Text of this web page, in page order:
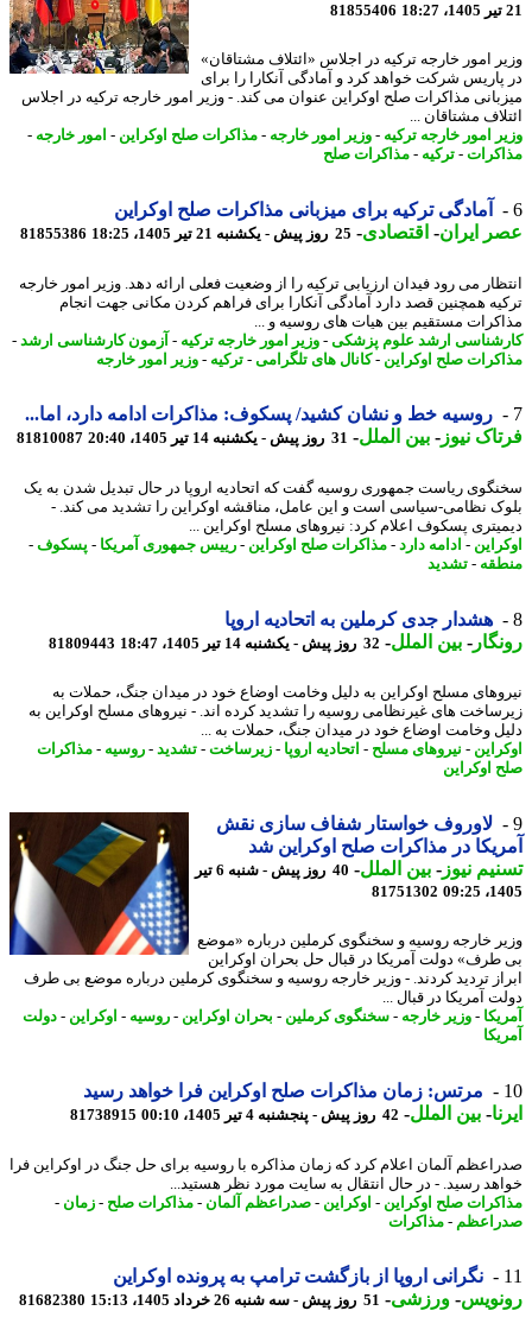
81855406
امور خارجه ترکیه در اجلاس «ائتلاف مشتاقان»
شرکت خواهد کرد و آمادگی آنکارا را برای
مذاکرات صلح اوکراین عنوان می کند. - وزیر امور خارجه ترکیه در اجلاس
مشتاقان ...
امور خارجه ترکیه-وزیر امور خارجه-مذاکرات صلح اوکراین- امور خارجه-
- ترکیه-مذاکرات صلح
آمادگی ترکیه برای میزبانی مذاکرات صلح اوکراین
ایران- اقتصادی-25 روز پیش - یکشنبه 21 تیر 1405، 18:25 81855386
می رود فیدان ارزیابی ترکیه را از وضعیت فعلی ارائه دهد. وزیر امور خارجه
همچنین قصد دارد آمادگی آنکارا برای فراهم کردن مکانی جهت انجام
مستقیم بین هیات های روسیه و ...
ارشد علوم پزشکی-وزیر امور خارجه ترکیه-آزمون کارشناسی ارشد -
صلح اوکراین- کانال های تلگرامی -ترکیه-وزیر امور خارجه
روسیه خط و نشان کشید/ پسکوف: مذاکرات ادامه دارد، اما...
نیوز-بین الملل-31 روز پیش - یکشنبه 14 تیر 1405، 20:40 81810087
ریاست جمهوری روسیه گفت که اتحادیه اروپا در حال تبدیل شدن به یک
نظامی-سیاسی است و این عامل، مناقشه اوکراین را تشدید می کند. -
پسکوف اعلام کرد: نیروهای مسلح اوکراین ...
- ادامه دارد - مذاکرات صلح اوکراین- رییس جمهوری آمریکا- پسکوف-
-تشدید
هشدار جدی کرملین به اتحادیه اروپا
-بین الملل-32 روز پیش - یکشنبه 14 تیر 1405، 18:47 81809443
مسلح اوکراین به دلیل وخامت اوضاع خود در میدان جنگ، حملات به
های غیرنظامی روسیه را تشدید کرده اند. - نیروهای مسلح اوکراین به
وخامت اوضاع خود در میدان جنگ، حملات به ...
- نیروهای مسلح-اتحادیه اروپا - زیرساخت-تشدید-روسیه-مذاکرات
اوکراین
لاوروف خواستار شفاف سازی نقش
در مذاکرات صلح اوکراین شد
نیوز-بین الملل-
40 روز پیش - شنبه 6 تیر
81751302
خارجه روسیه و سخنگوی کرملین درباره «موضع
دولت آمریکا در قبال حل بحران اوکراین
تردید کردند. - وزیر خارجه روسیه و سخنگوی کرملین درباره موضع بی طرف
آمریکا در قبال ...
- وزیر خارجه-سخنگوی کرملین-بحران اوکراین- روسیه-اوکراین- دولت
مرتس: زمان مذاکرات صلح اوکراین فرا خواهد رسید
-بین الملل-42 روز پیش - پنجشنبه 4 تیر 1405، 00:10 81738915
آلمان اعلام کرد که زمان مذاکره با روسیه برای حل جنگ در اوکراین فرا
رسید. - در ﺣﺎل اﻧﺘﻘﺎل ﺑﻪ ﺳﺎﯾﺖ ﻣﻮرد ﻧﻈﺮ ﻫﺴﺘﯿﺪ...
صلح اوکراین- اوکراین- صدراعظم آلمان-مذاکرات صلح -زمان -
-مذاکرات
نگرانی اروپا از بازگشت ترامپ به پرونده اوکراین
-ورزشی-51 روز پیش - سه شنبه 26 خرداد 1405، 15:13 81682380